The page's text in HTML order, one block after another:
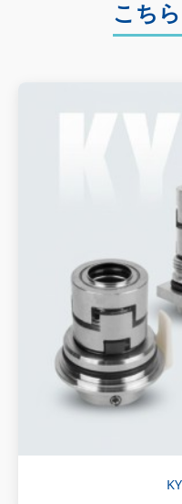
こち